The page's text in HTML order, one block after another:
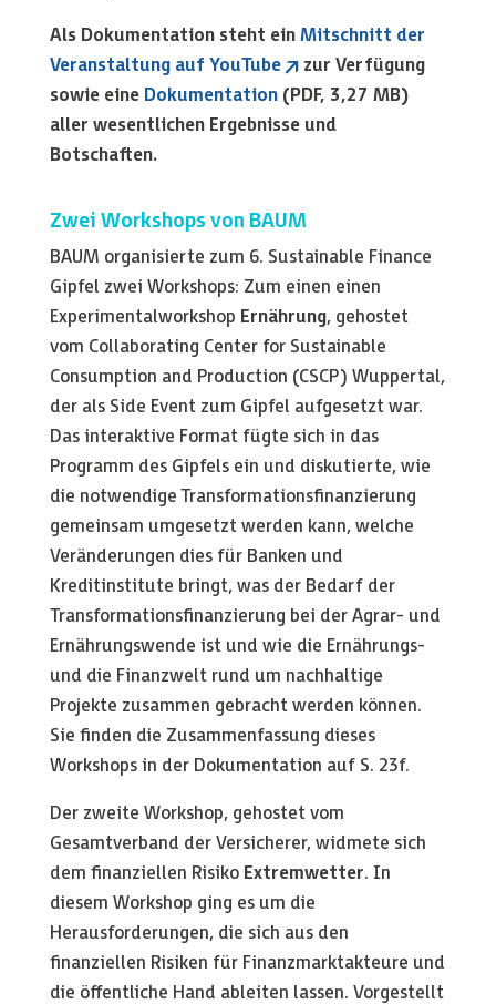
Als Dokumentation steht ein Mitschnitt der
Veranstaltung auf YouTube
zur Verfügung
sowie eine Dokumentation(PDF, 3,27 MB)
aller wesentlichen Ergebnisse und
Botschaften.
Zwei Workshops von BAUM
BAUM organisierte zum 6. Sustainable Finance
Gipfel zwei Workshops: Zum einen einen
Experimentalworkshop Ernährung, gehostet
vom Collaborating Center for Sustainable
Consumption and Production (CSCP) Wuppertal,
der als Side Event zum Gipfel aufgesetzt war.
Das interaktive Format fügte sich in das
Programm des Gipfels ein und diskutierte, wie
die notwendige Transformationsfinanzierung
gemeinsam umgesetzt werden kann, welche
Veränderungen dies für Banken und
Kreditinstitute bringt, was der Bedarf der
Transformationsfinanzierung bei der Agrar- und
Ernährungswende ist und wie die Ernährungs-
und die Finanzwelt rund um nachhaltige
Projekte zusammen gebracht werden können.
Sie finden die Zusammenfassung dieses
Workshops in der Dokumentation auf S. 23f.
Der zweite Workshop, gehostet vom
Gesamtverband der Versicherer, widmete sich
dem finanziellen Risiko Extremwetter. In
diesem Workshop ging es um die
Herausforderungen, die sich aus den
finanziellen Risiken für Finanzmarktakteure und
die öffentliche Hand ableiten lassen. Vorgestellt